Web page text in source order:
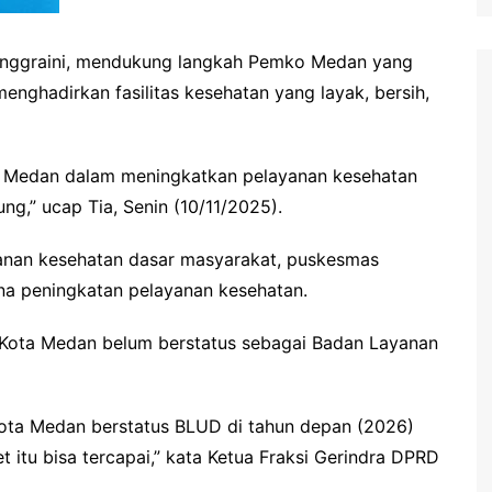
mendukung langkah Pemko Medan yang
fasilitas kesehatan yang layak, bersih,
dalam meningkatkan pelayanan kesehatan
ucap Tia, Senin (10/11/2025).
kesehatan dasar masyarakat, puskesmas
peningkatan pelayanan kesehatan.
Medan belum berstatus sebagai Badan Layanan
Medan berstatus BLUD di tahun depan (2026)
bisa tercapai,” kata Ketua Fraksi Gerindra DPRD